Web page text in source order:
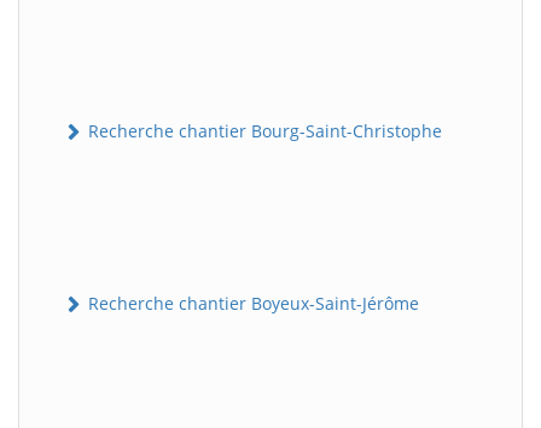
Recherche chantier Bourg-Saint-Christophe
Recherche chantier Boyeux-Saint-Jérôme